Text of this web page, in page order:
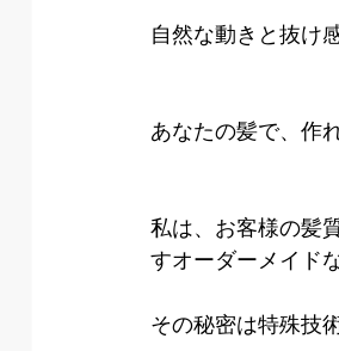
自然な動きと抜け
あなたの髪で、作
私は、お客様の髪
すオーダーメイド
その秘密は特殊技